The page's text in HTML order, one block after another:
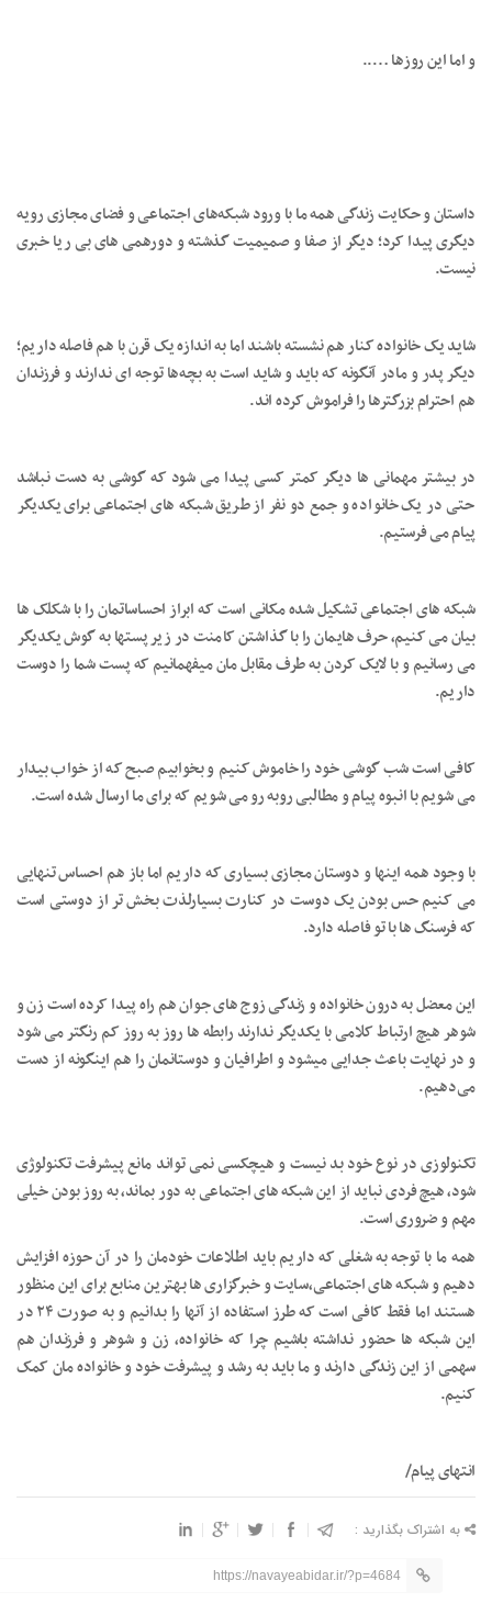
و اما این روزها …..
داستان و حکایت زندگی همه ما با ورود شبکه‌های اجتماعی و فضای مجازی رویه
دیگری پیدا کرد؛ دیگر از صفا و صمیمیت گذشته و دورهمی های بی ریا خبری
نیست.
شاید یک خانواده کنار هم نشسته باشند اما به اندازه یک قرن با هم فاصله داریم؛
دیگر پدر و مادر آنگونه که باید و شاید است به بچه‌ها توجه ای ندارند و فرزندان
هم احترام بزرگترها را فراموش کرده اند.
در بیشتر مهمانی ها دیگر کمتر کسی پیدا می شود که گوشی به دست نباشد
حتی در یک خانواده و جمع دو نفر از طریق شبکه های اجتماعی برای یکدیگر
پیام می فرستیم.
شبکه های اجتماعی تشکیل شده مکانی است که ابراز احساساتمان را با شکلک ها
بیان می کنیم، حرف هایمان را با گذاشتن کامنت در زیر پستها به گوش یکدیگر
می رسانیم و با لایک کردن به طرف مقابل مان میفهمانیم که پست شما را دوست
داریم.
کافی است شب گوشی خود را خاموش کنیم و بخوابیم صبح که از خواب بیدار
می شویم با انبوه پیام و مطالبی روبه رو می شویم که برای ما ارسال شده است.
با وجود همه اینها و دوستان مجازی بسیاری که داریم اما باز هم احساس تنهایی
می کنیم حس بودن یک دوست در کنارت بسیارلذت بخش تر از دوستی است
که فرسنگ ها با تو فاصله دارد.
این معضل به درون خانواده و زندگی زوج های جوان هم راه پیدا کرده است زن و
شوهر هیچ ارتباط کلامی با یکدیگر ندارند رابطه ها روز به روز کم رنگتر می شود
و در نهایت باعث جدایی میشود و اطرافیان و دوستانمان را هم اینگونه از دست
می‌دهیم.
تکنولوزی در نوع خود بد نیست و هیچکسی نمی تواند مانع پیشرفت تکنولوژی
شود، هیچ فردی نباید از این شبکه های اجتماعی به دور بماند، به روز بودن خیلی
مهم و ضروری است.
همه ما با توجه به شغلی که داریم باید اطلاعات خودمان را در آن حوزه افزایش
دهیم و شبکه های اجتماعی،سایت و خبرگزاری ها بهترین منابع برای این منظور
هستند اما فقط کافی است که طرز استفاده از آنها را بدانیم و به صورت ۲۴ در
این شبکه ها حضور نداشته باشیم چرا که خانواده، زن و شوهر و فرزندان هم
سهمی از این زندگی دارند و ما باید به رشد و پیشرفت خود و خانواده مان کمک
کنیم.
انتهای پیام/
به اشتراک بگذارید :
https://navayeabidar.ir/?p=4684